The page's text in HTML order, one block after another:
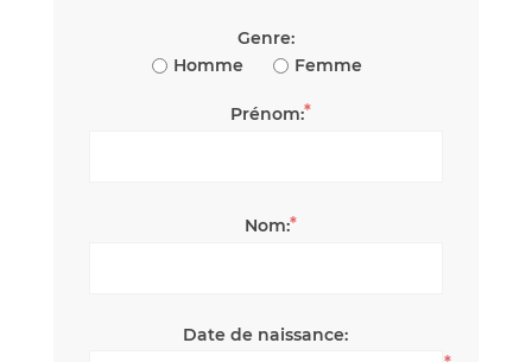
Genre:
Homme
Femme
Prénom:*
Nom:*
Date de naissance: